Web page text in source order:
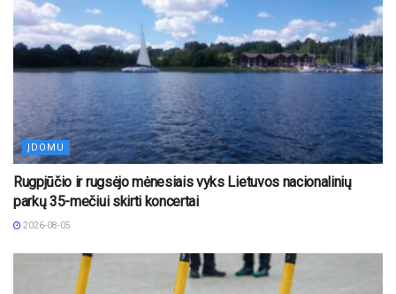
ĮDOMU
Rugpjūčio ir rugsėjo mėnesiais vyks Lietuvos nacionalinių
parkų 35-mečiui skirti koncertai
2026-08-05